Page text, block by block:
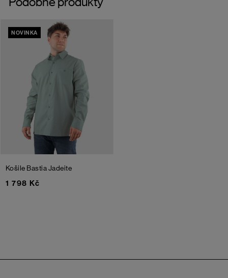
NOVINKA
Košile BastiaJadeite
1 798 Kč